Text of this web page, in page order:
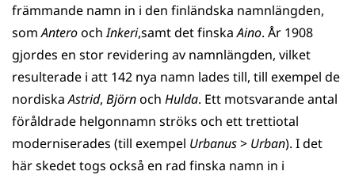
främmande namn in i den finländska namnlängden,
somAnteroochInkeri,samt det finskaAino. År 1908
gjordes en stor revidering av namnlängden, vilket
resulterade i att 142 nya namn lades till, till exempel de
nordiskaAstrid, Björnoch Hulda. Ett motsvarande antal
föråldrade helgonnamn ströks och ett trettiotal
moderniserades (till exempel Urbanus> Urban). I det
här skedet togs också en rad finska namn in i